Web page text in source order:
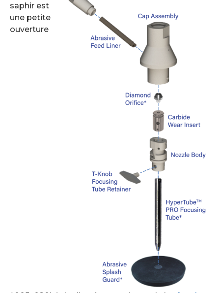
saphir est
une petite
ouverture